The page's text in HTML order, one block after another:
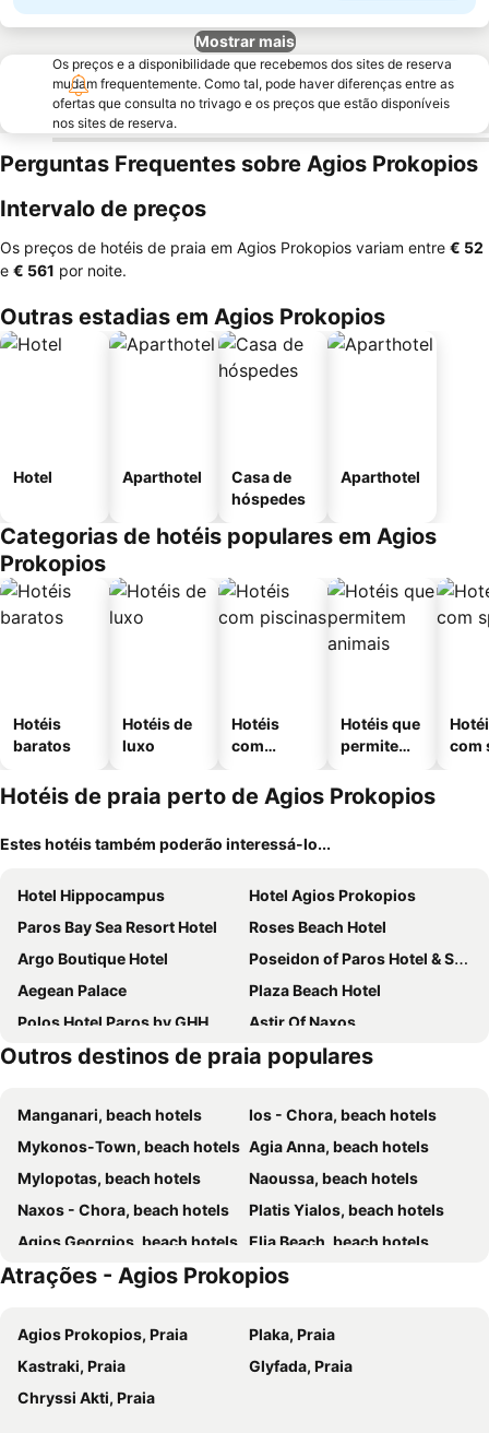
Mostrar mais
Os preços e a disponibilidade que recebemos dos sites de reserva
mudam frequentemente. Como tal, pode haver diferenças entre as
ofertas que consulta no trivago e os preços que estão disponíveis
nos sites de reserva.
Perguntas Frequentes sobre Agios Prokopios
Intervalo de preços
Os preços de hotéis de praia em Agios Prokopios variam entre ‎€ 52
e ‎€ 561 por noite.
Outras estadias em Agios Prokopios
Hotel Aparthotel
Casa de
hóspedes
Aparthotel
Categorias de hotéis populares em Agios
Prokopios
Hotéis
baratos
Hotéis de
luxo
Hotéis
com
Hotéis que
permitem
com
Hotéis de praia perto de Agios Prokopios
Estes hotéis também poderão interessá-lo...
Hotel Hippocampus
Hotel Agios Prokopios
Paros Bay Sea Resort Hotel
Roses Beach Hotel
Argo Boutique Hotel
Poseidon of Paros Hotel & Spa
Aegean Palace
Plaza Beach Hotel
Polos Hotel Paros by GHH
Astir Of Naxos
Summer Shades Hotel
Cavo Piso Livadi
Dilion Hotel
Paros Inn Seafront by GHH
Pnoi Hotel
Paros Palace
Paroscarmel studio-apartment
Sun and Moon Villas
Hotel Paros
Lagos Mare Hotel
Plaka Hotel I
Zefyros Studios
Naxos Resort
Surfing Beach Village Paros
Nikolas Hotel
Proteas Hotel & Suites
Lianos Village
Iria Beach Art Hotel
Cycladic Islands Hotel & Spa
Outros destinos de praia populares
Manganari, beach hotels
Ios - Chora, beach hotels
Mykonos-Town, beach hotels Agia Anna, beach hotels
Mylopotas, beach hotels
Naoussa, beach hotels
Naxos - Chora, beach hotels
Platis Yialos, beach hotels
Agios Georgios, beach hotels Elia Beach, beach hotels
Parikia, beach hotels
Plaka, beach hotels
Agios Stefanos, beach hotels
Psarou, beach hotels
Kalo Livadi, beach hotels
Logaras, beach hotels
Livadia - Paros, beach hotels
Atrações - Agios Prokopios
Agios Prokopios, Praia
Plaka, Praia
Kastraki, Praia
Glyfada, Praia
Chryssi Akti, Praia